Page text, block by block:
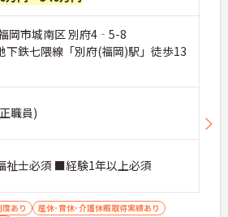
岡市城南区 別府4‐5-8
下鉄七隈線「別府(福岡)駅」徒歩13
職員)
祉士必須 ■経験1年以上必須
あり
産休･育休･介護休暇取得実績あり